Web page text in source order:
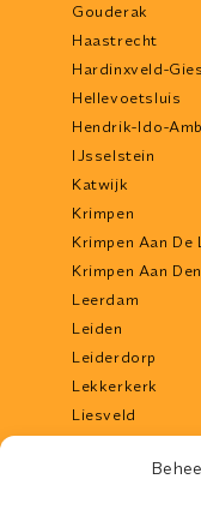
Gouderak
Haastrecht
Hardinxveld-
Hellevoetsluis
Hendrik-Ido-
IJsselstein
Katwijk
Krimpen
Krimpen Aan De
Krimpen Aan
Leerdam
Leiden
Leiderdorp
Lekkerkerk
Liesveld